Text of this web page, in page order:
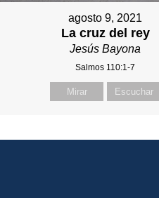
agosto 9, 2021
La cruz del rey
Jesús Bayona
Salmos 110:1-7
Mirar Escuchar